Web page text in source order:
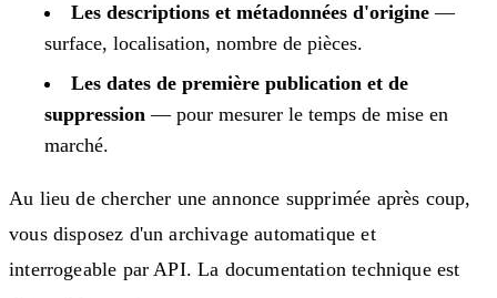
Les descriptions et métadonnées d'origine —
surface, localisation, nombre de pièces.
Les dates de première publication et de
suppression — pour mesurer le temps de mise en
marché.
Au lieu de chercher une annonce supprimée après coup,
vous disposez d'un archivage automatique et
interrogeable par API. La documentation technique est